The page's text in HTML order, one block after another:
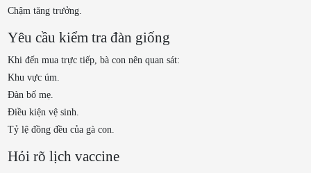
Chậm tăng trưởng.
Yêu cầu kiểm tra đàn giống
Khi đến mua trực tiếp, bà con nên quan sát:
Khu vực úm.
Đàn bố mẹ.
Điều kiện vệ sinh.
Tỷ lệ đồng đều của gà con.
Hỏi rõ lịch vaccine